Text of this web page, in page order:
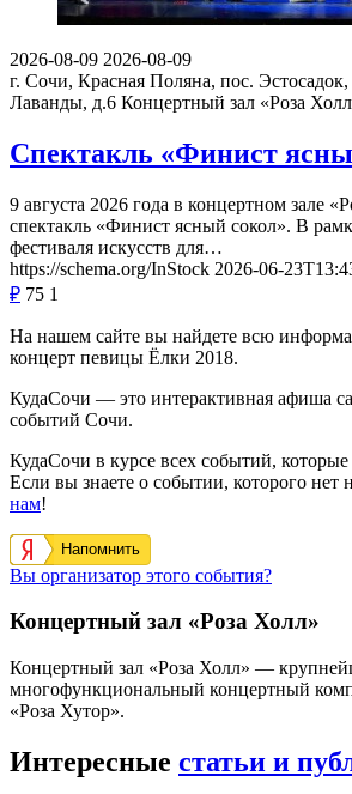
2026-08-09 2026-08-09
г. Сочи, Красная Поляна, пос.
Лаванды, д.6 Концертный зал «Роза
Спектакль «Финист
9 августа 2026 года в концертном зале
спектакль «Финист ясный сокол». В
фестиваля искусств для…
https://schema.org/InStock 2026-06-
₽ 75 1
На нашем сайте вы найдете всю
концерт певицы Ёлки 2018.
КудаСочи — это интерактивная афиша
событий Сочи.
КудаСочи в курсе всех событий,
Если вы знаете о событии, которого нет
нам!
Напомнить
Вы организатор этого события?
Концертный зал «Роза Холл»
Концертный зал «Роза Холл» —
многофункциональный концертный
«Роза Хутор».
Интересные статьи и